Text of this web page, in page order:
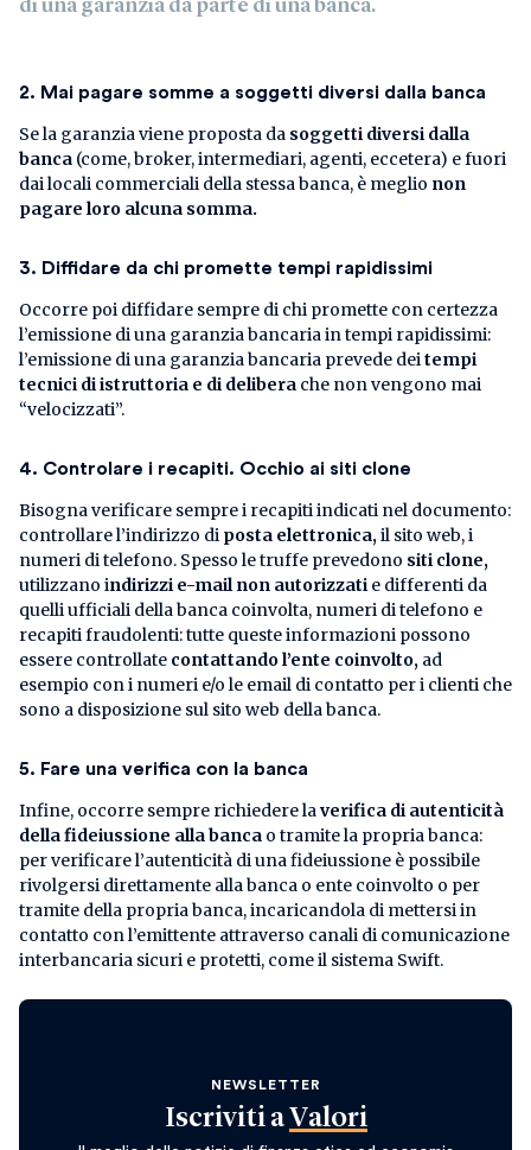
di una garanzia da parte di una banca.
2. Mai pagare somme a soggetti diversi dalla banca
Se la garanzia viene proposta da soggetti diversi dalla
banca (come, broker, intermediari, agenti, eccetera) e fuori
dai locali commerciali della stessa banca, è meglio non
pagare loro alcuna somma.
3. Diffidare da chi promette tempi rapidissimi
Occorre poi diffidare sempre di chi promette con certezza
l’emissione di una garanzia bancaria in tempi rapidissimi:
l’emissione di una garanzia bancaria prevede deitempi
tecnici di istruttoria e di delibera che non vengono mai
“velocizzati”.
4. Controlare i recapiti. Occhio ai siti clone
Bisogna verificare sempre i recapiti indicati nel documento:
controllare l’indirizzo di posta elettronica,il sito web, i
numeri di telefono. Spesso le truffe prevedono siti clone,
utilizzano indirizzi e-mail non autorizzati e differenti da
quelli ufficiali della banca coinvolta, numeri di telefono e
recapiti fraudolenti: tutte queste informazioni possono
essere controllate contattando l’ente coinvolto, ad
esempio con i numeri e/o le email di contatto per i clienti che
sono a disposizione sul sito web della banca.
5. Fare una verifica con la banca
Infine, occorre sempre richiedere laverifica di autenticità
della fideiussione alla banca o tramite la propria banca:
per verificare l’autenticità di una fideiussione è possibile
rivolgersi direttamente alla banca o ente coinvolto o per
tramite della propria banca, incaricandola di mettersi in
contatto con l’emittente attraverso canali di comunicazione
interbancaria sicuri e protetti, come il sistema Swift.
NEWSLETTER
Iscriviti a Valori